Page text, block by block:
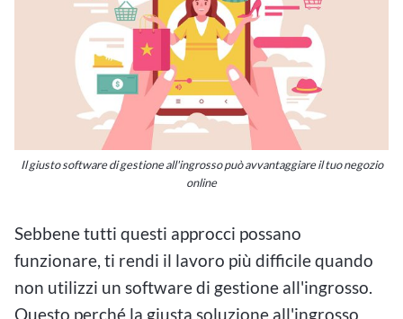
Il giusto software di gestione all'ingrosso può avvantaggiare il tuo negozio
online
Sebbene tutti questi approcci possano
funzionare, ti rendi il lavoro più difficile quando
non utilizzi un software di gestione all'ingrosso.
Questo perché la giusta soluzione all'ingrosso